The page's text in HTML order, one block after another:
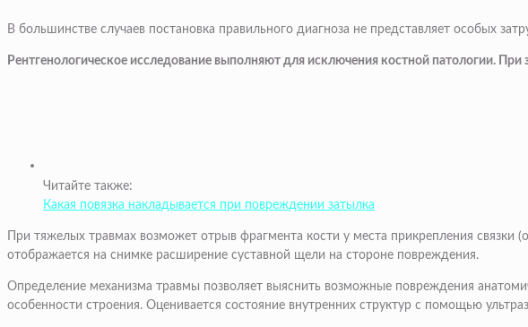
В большинстве случаев постановка правильного диагноза не представляет особых
Рентгенологическое исследование выполняют для исключения костной патологии.
Читайте также:
Какая повязка накладывается при повреждении затылка
При тяжелых травмах возможет отрыв фрагмента кости у места прикрепления связки
отображается на снимке расширение суставной щели на стороне повреждения.
Определение механизма травмы позволяет выяснить возможные повреждения
особенности строения. Оценивается состояние внутренних структур с помощью